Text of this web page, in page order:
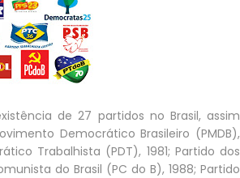
de 27 partidos no Brasil, assim
Democrático Brasileiro (PMDB),
Trabalhista (PDT), 1981; Partido dos
do Brasil (PC do B), 1988; Partido